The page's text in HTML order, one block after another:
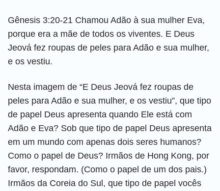
Gênesis 3:20-21 Chamou Adão à sua mulher Eva,
porque era a mãe de todos os viventes. E Deus
Jeová fez roupas de peles para Adão e sua mulher,
e os vestiu.
Nesta imagem de “E Deus Jeová fez roupas de
peles para Adão e sua mulher, e os vestiu”, que tipo
de papel Deus apresenta quando Ele está com
Adão e Eva? Sob que tipo de papel Deus apresenta
em um mundo com apenas dois seres humanos?
Como o papel de Deus? Irmãos de Hong Kong, por
favor, respondam. (Como o papel de um dos pais.)
Irmãos da Coreia do Sul, que tipo de papel vocês